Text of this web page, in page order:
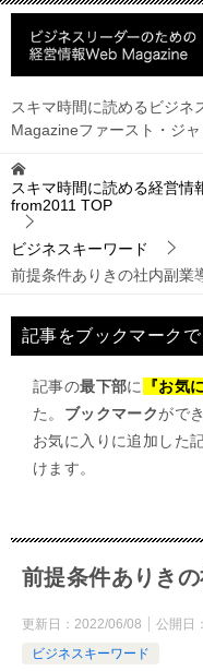
スキマ時間に読めるビジネ
Magazineファースト・ジ
スキマ時間に読める経営情
from2011 TOP
ビジネスキーワード
前提条件ありきの社内副業
記事をブックマーク
記事の最下部に 『お気
た。 ブックマークがで
お気に入りに追加した
けます。
前提条件ありき
更新日： 2022/06/08 公開日：
ビジネスキーワード